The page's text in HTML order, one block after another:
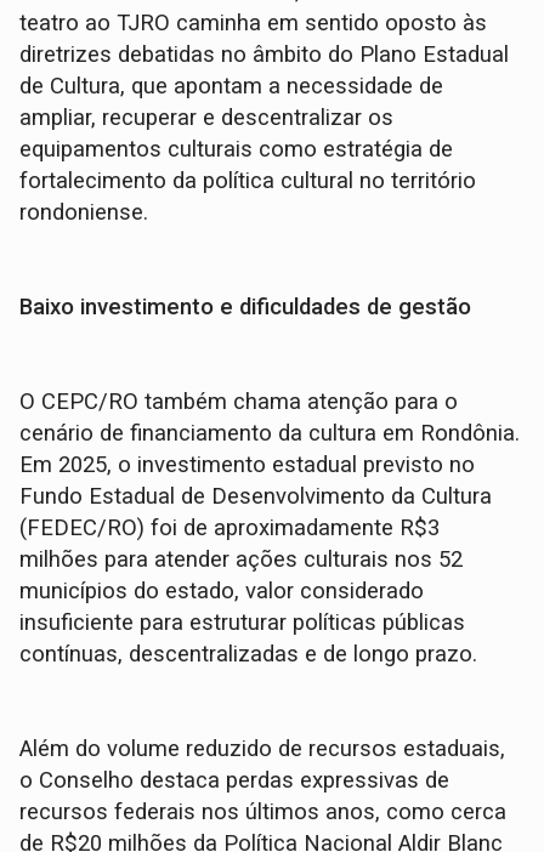
teatro ao TJRO caminha em sentido oposto às
diretrizes debatidas no âmbito do Plano Estadual
de Cultura, que apontam a necessidade de
ampliar, recuperar e descentralizar os
equipamentos culturais como estratégia de
fortalecimento da política cultural no território
rondoniense.
Baixo investimento e dificuldades de gestão
O CEPC/RO também chama atenção para o
cenário de financiamento da cultura em Rondônia.
Em 2025, o investimento estadual previsto no
Fundo Estadual de Desenvolvimento da Cultura
(FEDEC/RO) foi de aproximadamente R$3
milhões para atender ações culturais nos 52
municípios do estado, valor considerado
insuficiente para estruturar políticas públicas
contínuas, descentralizadas e de longo prazo.
Além do volume reduzido de recursos estaduais,
o Conselho destaca perdas expressivas de
recursos federais nos últimos anos, como cerca
de R$20 milhões da Política Nacional Aldir Blanc